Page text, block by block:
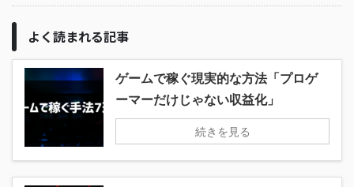
よく読まれる記事
ゲームで稼ぐ現実的な方法「プロゲ
ーマーだけじゃない収益化」
続きを見る